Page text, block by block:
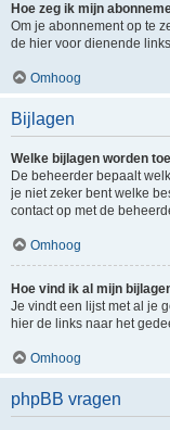
Hoe zeg ik mijn
Om je abonnement op te
de hier voor dienende
Omhoog
Bijlagen
Welke bijlagen worden
De beheerder bepaalt
je niet zeker bent welke
contact op met de
Omhoog
Hoe vind ik al mijn
Je vindt een lijst met al je
hier de links naar het
Omhoog
phpBB vragen